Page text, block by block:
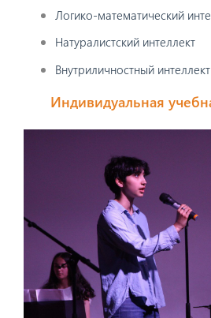
Логико-математический
Натуралистский интеллект
Внутриличностный интеллект
Индивидуальная